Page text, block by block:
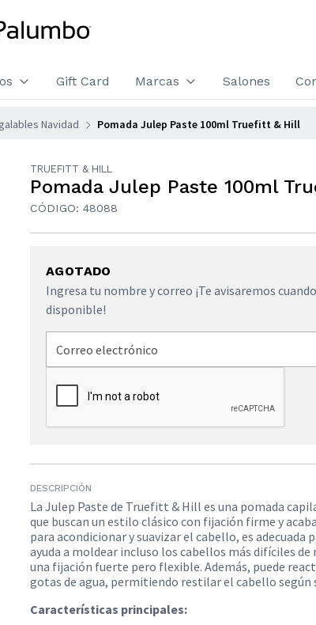
Gift Card Marcas Salones
Navidad Pomada Julep Paste 100ml Truefitt & Hill
TRUEFITT & HILL
Pomada Julep Paste 100ml
CÓDIGO: 48088
AGOTADO
Ingresa tu nombre y correo ¡Te avisaremos
disponible!
DESCRIPCIÓN
​La Julep Paste de Truefitt & Hill es una pomada
que buscan un estilo clásico con fijación firme y
para acondicionar y suavizar el cabello, es adecuada
ayuda a moldear incluso los cabellos más difíciles
una fijación fuerte pero flexible. Además, puede
gotas de agua, permitiendo restilar el cabello según
Características principales: